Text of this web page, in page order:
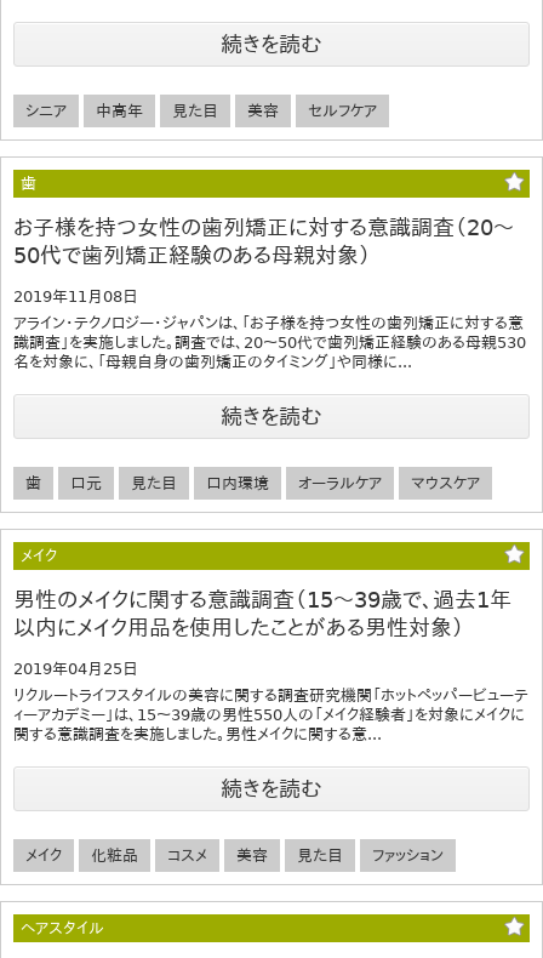
続きを読む
シニア 中高年 見た目 美容 セルフケア
歯
お子様を持つ女性の歯列矯正に対する意識調査（20～
50代で歯列矯正経験のある母親対象）
2019年11月08日
アライン・テクノロジー・ジャパンは、「お子様を持つ女性の歯列矯正に対する意
識調査」を実施しました。調査では、20～50代で歯列矯正経験のある母親530
名を対象に、「母親自身の歯列矯正のタイミング」や同様に...
続きを読む
歯 口元 見た目 口内環境 オーラルケア マウスケア
メイク
男性のメイクに関する意識調査（15～39歳で、過去1年
以内にメイク用品を使用したことがある男性対象）
2019年04月25日
リクルートライフスタイルの美容に関する調査研究機関「ホットペッパービューテ
ィーアカデミー」は、15～39歳の男性550人の「メイク経験者」を対象にメイクに
関する意識調査を実施しました。男性メイクに関する意...
続きを読む
メイク 化粧品 コスメ 美容 見た目 ファッション
ヘアスタイル